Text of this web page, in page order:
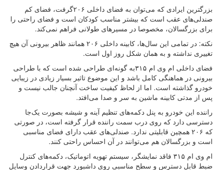
بزرگترین ایرادی که می‌توان به فضای داخلی ۲۰۶گرفت، فضای کم
صندلی‌های عقب است که بیشتر مناسب کودکان است و فضای راحتی را
برای بزرگسالان، مخصوصا در مسیرهای طولانی فراهم نمی‌کند.
نکته: در تمامی این سال‌ها، کابینه داخلی ۲۰۶ همانند ظاهر بیرونی آن هیچ
تغییری نداشته و به همان شکل روز اول است.
فضای داخلی ام وی ام ۳۱۵به گونه‌ای طراحی شده است که با طراحی
بیرونی در هماهنگی کامل باشد و این موضوع تاثیر بسیار زیادی در زیبایی
خودرو گذاشته است. اما از لحاظ کیفیت ساخت آنچنان جالب نیست و
پس از مدتی کابینه ماشین به سر و صدا می‌افتد.
راننده این خودرو به پنل دکمه‌های تنظیم آینه و شیشه بصورت یک‌جا
دسترسی دارد که روی درب سمت راننده قرار گرفته است، در صورتی
که ۲۰۶ همچین قابلیتی ندارد. صندلی‌های عقب دارای فضای مناسبی
است و بزرگسالان هم می‌توانند در آن احساس راحتی کنند.
ام وی ام ۳۱۵ فاقد نمایشگر، سیستم تهویه اتوماتیک، دکمه‌های کنترل
ضبط قابل دسترس و سطح مناسبی روی داشبورد جهت قراردادن وسایل